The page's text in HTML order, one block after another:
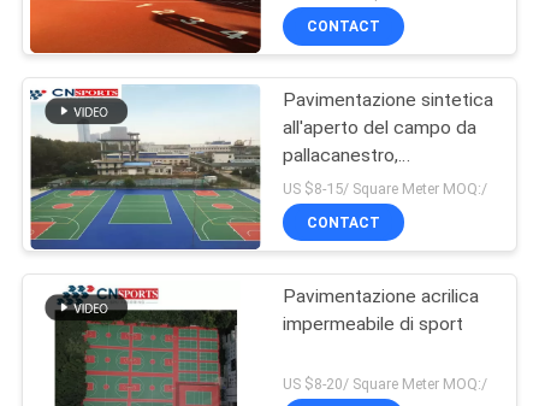
CONTROLLO
DI
QUALITÀ
CONTATTICI
RICHIEDA
UNA
CITAZIONE
CONTACT
Pavimentazione sintetica
all'aperto del campo da
pallacanestro,
pavimentazione atletica
di sport del poliuretano
US $8-15/ Square Meter MOQ:/
CONTACT
Pavimentazione acrilica
impermeabile di sport
US $8-20/ Square Meter MOQ:/